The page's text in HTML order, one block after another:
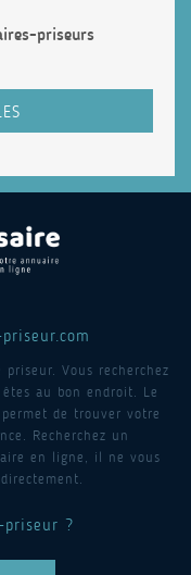
priseurs
Vous recherchez
au bon endroit. Le
de trouver votre
Recherchez un
en ligne, il ne vous
priseur ?